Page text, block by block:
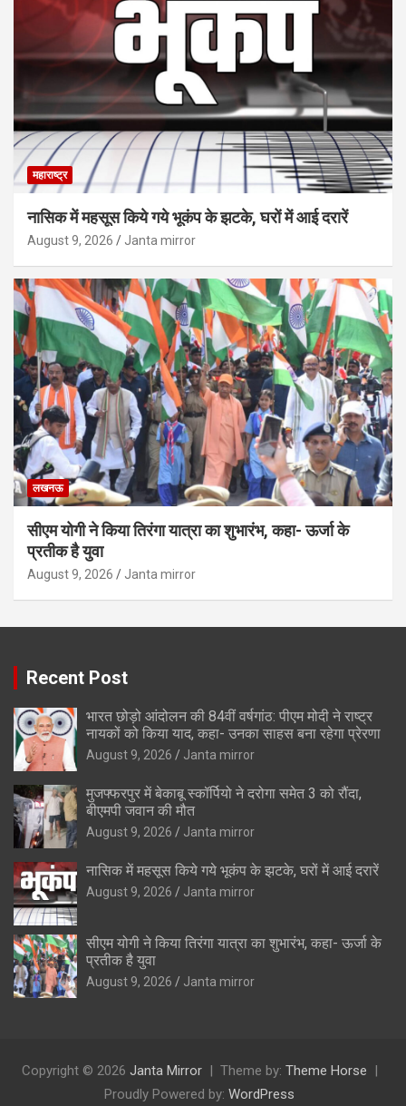
महाराष्ट्र
नासिक में महसूस किये गये भूकंप के झटके, घरों में आई दरारें
August 9, 2026 Janta mirror
लखनऊ
सीएम योगी ने किया तिरंगा यात्रा का शुभारंभ, कहा- ऊर्जा के
प्रतीक है युवा
August 9, 2026 Janta mirror
Recent Post
भारत छोड़ो आंदोलन की 84वीं वर्षगांठ: पीएम मोदी ने राष्ट्र
नायकों को किया याद, कहा- उनका साहस बना रहेगा प्रेरणा
August 9, 2026 Janta mirror
मुजफ्फरपुर में बेकाबू स्कॉर्पियो ने दरोगा समेत 3 को रौंदा,
बीएमपी जवान की मौत
August 9, 2026 Janta mirror
नासिक में महसूस किये गये भूकंप के झटके, घरों में आई दरारें
August 9, 2026 Janta mirror
सीएम योगी ने किया तिरंगा यात्रा का शुभारंभ, कहा- ऊर्जा के
प्रतीक है युवा
August 9, 2026 Janta mirror
Copyright © 2026 Janta Mirror Theme by: Theme Horse
Proudly Powered by: WordPress